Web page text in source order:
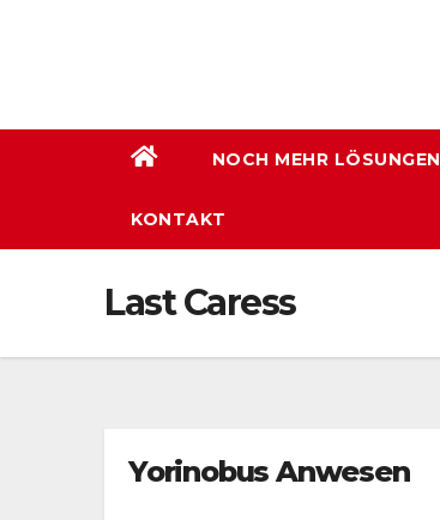
NOCH MEHR LÖSUNGEN
KONTAKT
Last Caress
Yorinobus Anwesen